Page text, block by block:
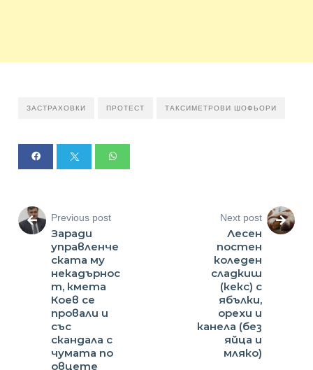
ЗАСТРАХОВКИ ПРОТЕСТ ТАКСИМЕТРОВИ ШОФЬОРИ
Previous post
Заради
управленче
ската му
некадърнос
т, кмета
Коев се
провали и
със
скандала с
чумата по
овцете
Next post
Лесен
постен
коледен
сладкиш
(кекс) с
ябълки,
орехи и
канела (без
яйца и
мляко)